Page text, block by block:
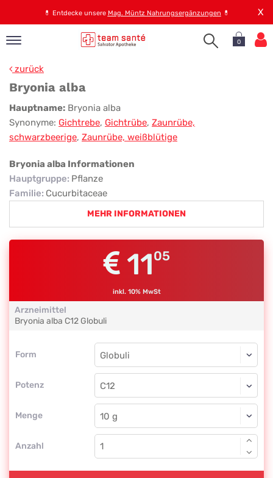
💊 Entdecke unsere Mag. Müntz Nahrungsergänzungen 💊 X
0
zurück
Bryonia alba
Bryonia
alba
Hauptname: Bryonia alba
Synonyme: Gichtrebe, Gichtrübe, Zaunrübe,
schwarzbeerige, Zaunrübe, weißblütige
Bryonia alba Informationen
Hauptgruppe: Pflanze
Familie: Cucurbitaceae
MEHR INFORMATIONEN
1105
inkl. 10% MwSt
Arzneimittel
Bryonia alba C12 Globuli
Form
Form
Potenz
Globuli
C12
Menge
Globuli
Anzahl